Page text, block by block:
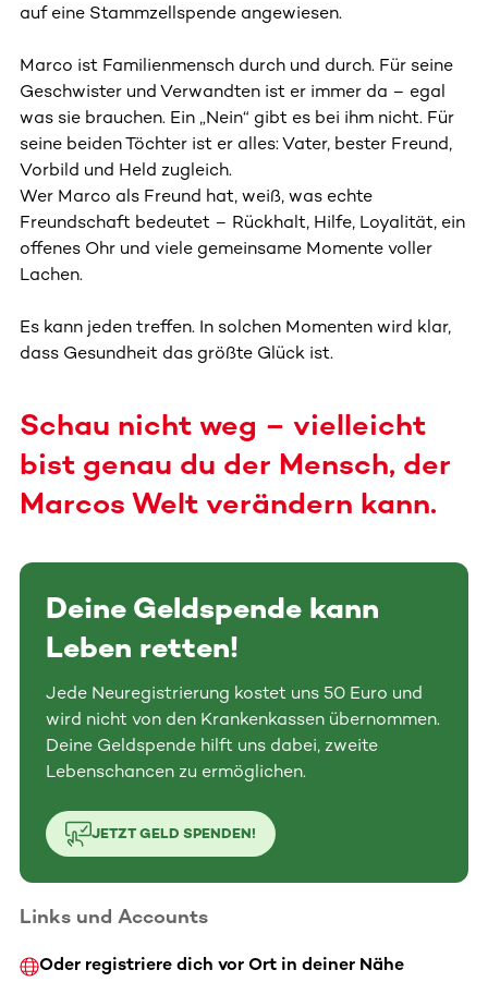
auf eine Stammzellspende angewiesen.
Marco ist Familienmensch durch und durch. Für seine
Geschwister und Verwandten ist er immer da – egal
was sie brauchen. Ein „Nein“ gibt es bei ihm nicht. Für
seine beiden Töchter ist er alles: Vater, bester Freund,
Vorbild und Held zugleich.
Wer Marco als Freund hat, weiß, was echte
Freundschaft bedeutet – Rückhalt, Hilfe, Loyalität, ein
offenes Ohr und viele gemeinsame Momente voller
Lachen.
Es kann jeden treffen. In solchen Momenten wird klar,
dass Gesundheit das größte Glück ist.
Schau nicht weg – vielleicht
bist genau du der Mensch, der
Marcos Welt verändern kann.
Deine Geldspende kann
Leben retten!
Jede Neuregistrierung kostet uns 50 Euro und
wird nicht von den Krankenkassen übernommen.
Deine Geldspende hilft uns dabei, zweite
Lebenschancen zu ermöglichen.
JETZT GELD SPENDEN!
Links und Accounts
Oder registriere dich vor Ort in deiner Nähe